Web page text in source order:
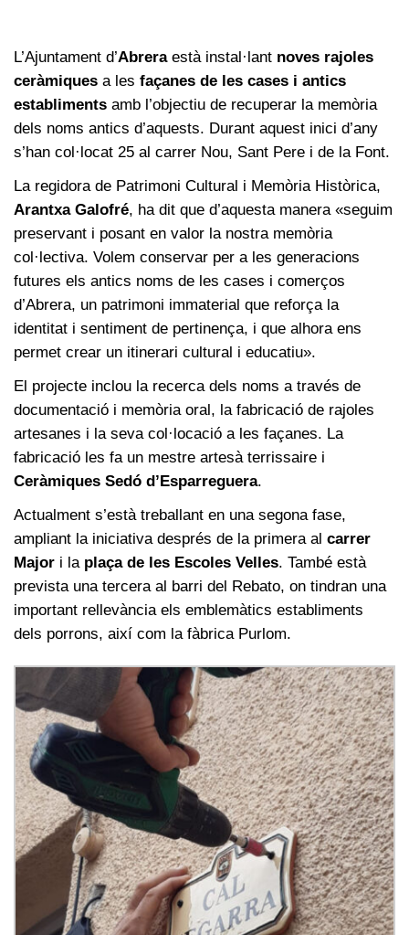
L’Ajuntament d’Abreraestà instal·lant noves rajoles
ceràmiques a les façanes de les cases i antics
establiments amb l’objectiu de recuperar la memòria
dels noms antics d’aquests. Durant aquest inici d’any
s’han col·locat 25 al carrer Nou, Sant Pere i de la Font.
La regidora de Patrimoni Cultural i Memòria Històrica,
Arantxa Galofré, ha dit que d’aquesta manera «seguim
preservant i posant en valor la nostra memòria
col·lectiva. Volem conservar per a les generacions
futures els antics noms de les cases i comerços
d’Abrera, un patrimoni immaterial que reforça la
identitat i sentiment de pertinença, i que alhora ens
permet crear un itinerari cultural i educatiu».
El projecte inclou la recerca dels noms a través de
documentació i memòria oral, la fabricació de rajoles
artesanes i la seva col·locació a les façanes. La
fabricació les fa un mestre artesà terrissaire i
Ceràmiques Sedó d’Esparreguera.
Actualment s’està treballant en una segona fase,
ampliant la iniciativa després de la primera al carrer
Major i la plaça de les Escoles Velles. També està
prevista una tercera al barri del Rebato, on tindran una
important rellevància els emblemàtics establiments
dels porrons, així com la fàbrica Purlom.